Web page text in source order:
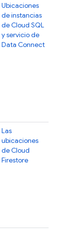
Ubicaciones
de instancias
deCloud SQL
y servicio de
Data Connect
Las
ubicaciones
deCloud
Firestore